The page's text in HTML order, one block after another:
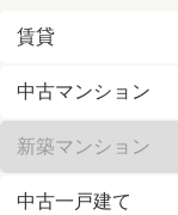
賃貸
中古マンション
新築マンション
中古一戸建て